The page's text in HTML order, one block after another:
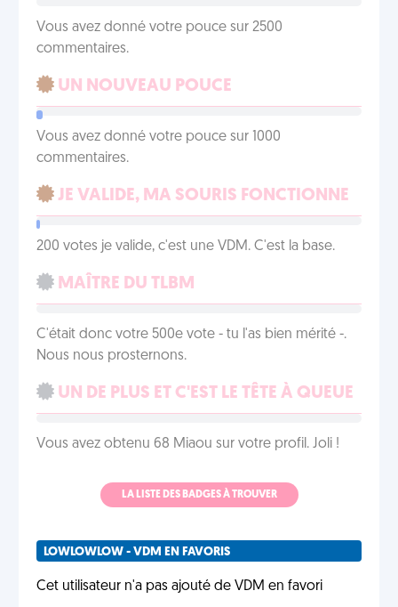
Vous avez donné votre pouce sur 2500
commentaires.
UN NOUVEAU POUCE
Vous avez donné votre pouce sur 1000
commentaires.
JE VALIDE, MA SOURIS FONCTIONNE
200 votes je valide, c'est une VDM. C'est la base.
MAÎTRE DU TLBM
C'était donc votre 500e vote - tu l'as bien mérité -.
Nous nous prosternons.
UN DE PLUS ET C'EST LE TÊTE À QUEUE
Vous avez obtenu 68 Miaou sur votre profil. Joli !
LA LISTE DES BADGES À TROUVER
LOWLOWLOW - VDM EN FAVORIS
Cet utilisateur n'a pas ajouté de VDM en favori